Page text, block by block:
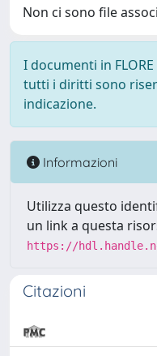
Non ci sono file
I documenti in
tutti i diritti sono
indicazione.
Informazioni
Utilizza questo
un link a questa
https://
Citazioni